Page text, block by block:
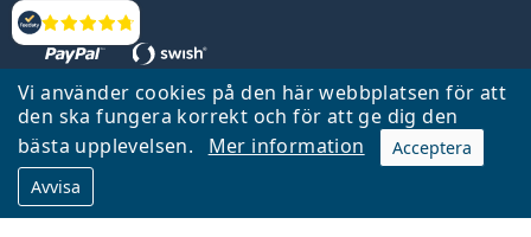
Vi använder cookies på den här webbplatsen för att
den ska fungera korrekt och för att ge dig den
bästa upplevelsen.
Mer information
Acceptera
Avvisa
Recensioner
Tillbaka till startsidan
Gå upp
Lentiamo.se ägs och drivs av Lentiamo s.r.o., Tjeckien